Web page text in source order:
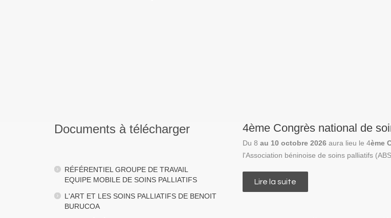
Documents à télécharger
RÉFÉRENTIEL GROUPE DE TRAVAIL
EQUIPE MOBILE DE SOINS PALLIATIFS
L'ART ET LES SOINS PALLIATIFS DE BENOIT
BURUCOA
4ème Congrès national de
Du 8 au 10 octobre 2026 aura lieu le 4ème
l'Association béninoise de soins palliatifs
Lire la suite